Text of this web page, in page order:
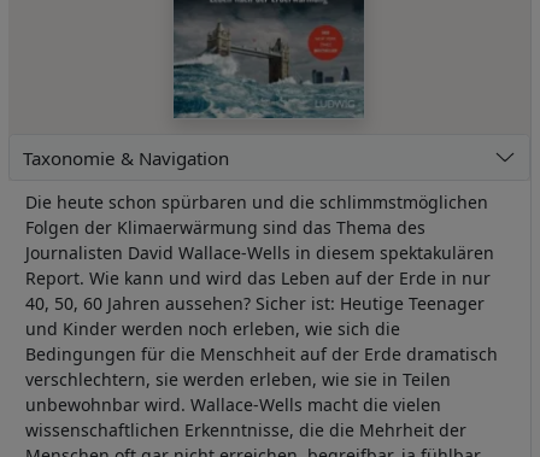
Taxonomie & Navigation
Die heute schon spürbaren und die schlimmstmöglichen
Folgen der Klimaerwärmung sind das Thema des
Journalisten David Wallace-Wells in diesem spektakulären
Report. Wie kann und wird das Leben auf der Erde in nur
40, 50, 60 Jahren aussehen? Sicher ist: Heutige Teenager
und Kinder werden noch erleben, wie sich die
Bedingungen für die Menschheit auf der Erde dramatisch
verschlechtern, sie werden erleben, wie sie in Teilen
unbewohnbar wird. Wallace-Wells macht die vielen
wissenschaftlichen Erkenntnisse, die die Mehrheit der